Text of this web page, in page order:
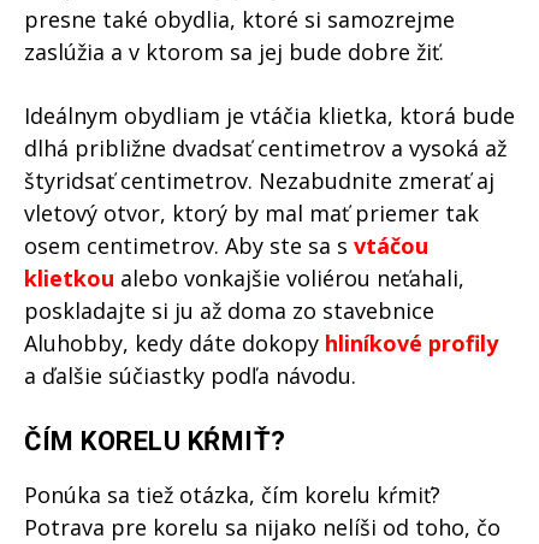
presne také obydlia, ktoré si samozrejme
zaslúžia a v ktorom sa jej bude dobre žiť.
Ideálnym obydliam je vtáčia klietka, ktorá bude
dlhá približne dvadsať centimetrov a vysoká až
štyridsať centimetrov. Nezabudnite zmerať aj
vletový otvor, ktorý by mal mať priemer tak
osem centimetrov. Aby ste sa s vtáčou
klietkou alebo vonkajšie voliérou neťahali,
poskladajte si ju až doma zo stavebnice
Aluhobby, kedy dáte dokopy hliníkové profily
a ďalšie súčiastky podľa návodu.
ČÍM KORELU KŔMIŤ?
Ponúka sa tiež otázka, čím korelu kŕmiť?
Potrava pre korelu sa nijako nelíši od toho, čo